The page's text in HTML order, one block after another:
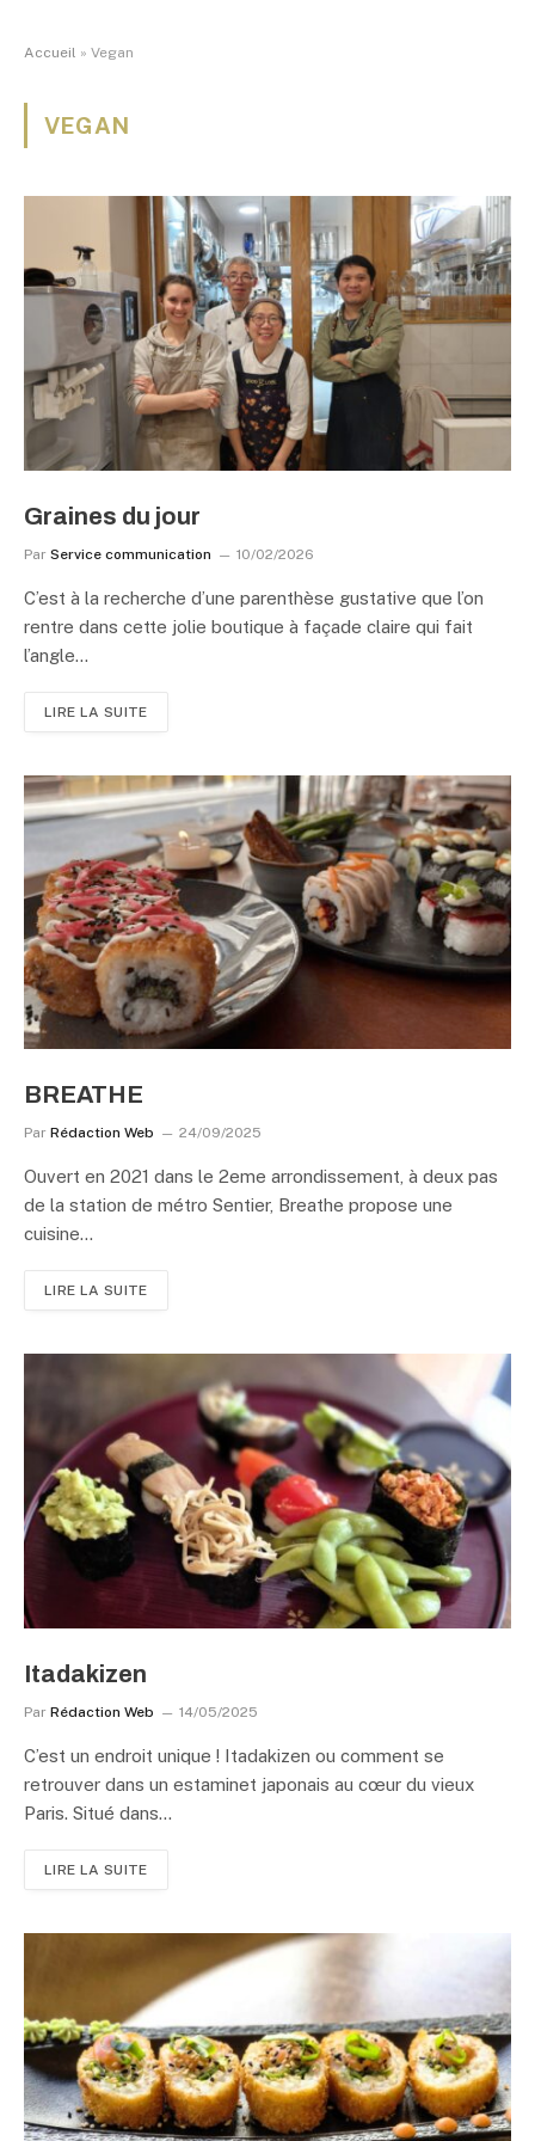
Accueil » Vegan
VEGAN
Graines du jour
Par Service communication 10/02/2026
C’est à la recherche d’une parenthèse gustative que l’on
rentre dans cette jolie boutique à façade claire qui fait
l’angle…
LIRE LA SUITE
BREATHE
Par Rédaction Web 24/09/2025
Ouvert en 2021 dans le 2eme arrondissement, à deux pas
de la station de métro Sentier, Breathe propose une
cuisine…
LIRE LA SUITE
Itadakizen
Par Rédaction Web 14/05/2025
C’est un endroit unique ! Itadakizen ou comment se
retrouver dans un estaminet japonais au cœur du vieux
Paris. Situé dans…
LIRE LA SUITE